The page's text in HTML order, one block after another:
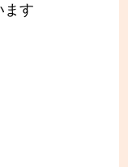
ます